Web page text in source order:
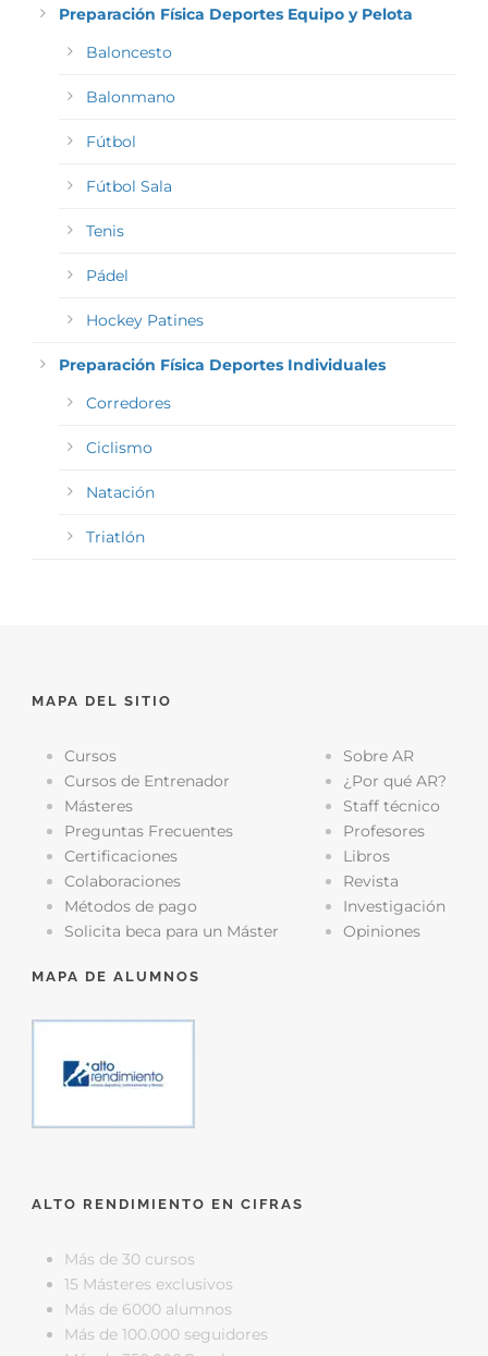
Preparación Física Deportes Equipo y Pelota
Baloncesto
Balonmano
Fútbol
Fútbol Sala
Tenis
Pádel
Hockey Patines
Preparación Física Deportes Individuales
Corredores
Ciclismo
Natación
Triatlón
MAPA DEL SITIO
Cursos
Cursos de Entrenador
Másteres
Preguntas Frecuentes
Certificaciones
Colaboraciones
Métodos de pago
Solicita beca para un Máster
Sobre AR
¿Por qué AR?
Staff técnico
Profesores
Libros
Revista
Investigación
Opiniones
MAPA DE ALUMNOS
ALTO RENDIMIENTO EN CIFRAS
Más de 30 cursos
15 Másteres exclusivos
Más de 6000 alumnos
Más de 100.000 seguidores